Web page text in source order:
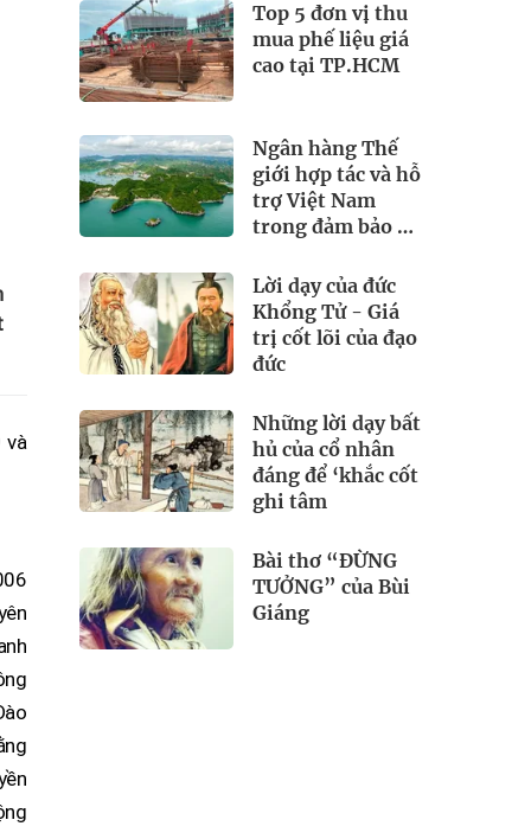
và
Top 5 đơn vị thu
mua phế liệu giá
cao tại TP.HCM
Ngân hàng Thế
giới hợp tác và hỗ
trợ Việt Nam
trong đảm bảo an
Lời dạy của đức
Khổng Tử - Giá
trị cốt lõi của đạo
đức
Những lời dạy bất
hủ của cổ nhân
đáng để ‘khắc cốt
ghi tâm
Bài thơ “ĐỪNG
TƯỞNG” của Bùi
Giáng